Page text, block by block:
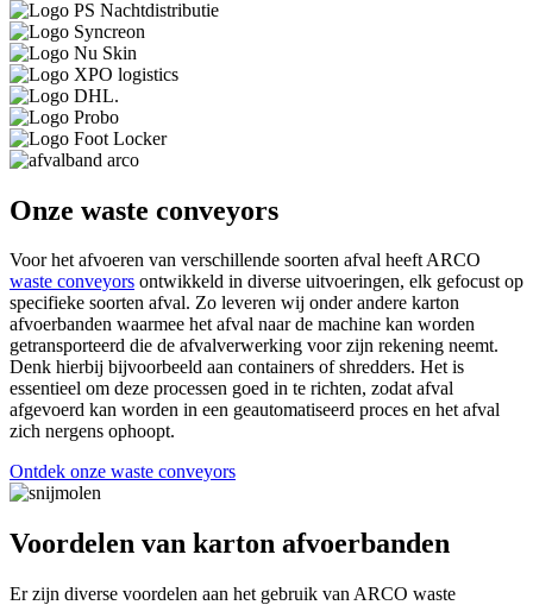
Onze waste conveyors
Voor het afvoeren van verschillende soorten afval heeft ARCO
waste conveyors ontwikkeld in diverse uitvoeringen, elk gefocust op
specifieke soorten afval. Zo leveren wij onder andere karton
afvoerbanden waarmee het afval naar de machine kan worden
getransporteerd die de afvalverwerking voor zijn rekening neemt.
Denk hierbij bijvoorbeeld aan containers of shredders. Het is
essentieel om deze processen goed in te richten, zodat afval
afgevoerd kan worden in een geautomatiseerd proces en het afval
zich nergens ophoopt.
Ontdek onze waste conveyors
Voordelen van karton afvoerbanden
Er zijn diverse voordelen aan het gebruik van ARCO waste